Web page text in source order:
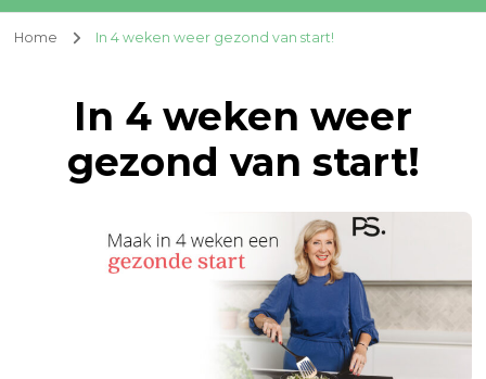
Home In 4 weken weer gezond van start!
In 4 weken weer
gezond van start!